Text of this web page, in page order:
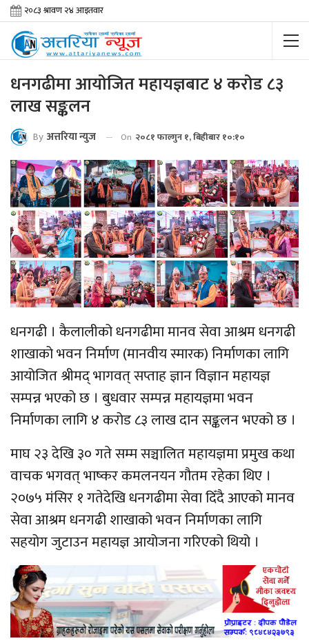
धनगढीमा आयोजित महायज्ञबाट ४ करोड ८३
लाख सङ्कलन
By अत्तरिया न्युज On २०८१ फाल्गुन १, बिहीबार १०:१०
धनगढी । कैलालीको धनगढीमा मानव सेवा आश्रम धनगढी
शाखाको भवन निर्माण (मानवीय स्मारक) निर्माणका लागि
आयोजित श्रीमद् भागवत् सप्ताह ज्ञान विज्ञान महायज्ञ
सम्पन्न भएको छ । बुधवार सम्पन्न महायज्ञमा भवन
निर्माणका लागि ४ करोड ८३ लाख दान सङ्कलन भएको छ ।
माघ २३ देखि ३० गते सम्म सञ्चालित महायज्ञमा प्रमुख कथा
वाचक भगवत् भाष्कर कमलनयन गौतम रहेका थिए ।
२०७५ मंसिर १ गतेदेखि धनगढीमा सेवा दिँदै आएको मानव
सेवा आश्रम धनगढी शाखाको भवन निर्माणका लागि
सहयोग जुटाउन महायज्ञ आयोजना गरिएको थियो ।